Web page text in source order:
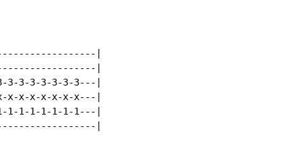
|
|
3-3-3-3-3-3---|
x-x-x-x-x-x-x---|
1-1-1-1-1-1-1---|
|